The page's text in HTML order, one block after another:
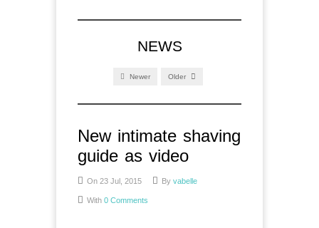
NEWS
Newer Older
New intimate shaving
guide as video
On 23 Jul, 2015 By vabelle
With 0 Comments